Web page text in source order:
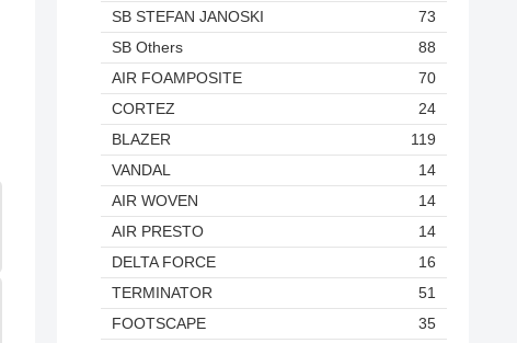
SB STEFAN JANOSKI
73
SB Others
88
AIR FOAMPOSITE
70
CORTEZ
24
BLAZER
119
VANDAL
14
AIR WOVEN
14
AIR PRESTO
14
DELTA FORCE
16
TERMINATOR
51
FOOTSCAPE
35